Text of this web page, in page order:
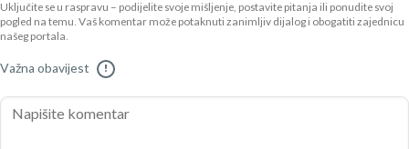
Uključite se u raspravu – podijelite svoje mišljenje, postavite pitanja ili ponudite svoj
pogled na temu. Vaš komentar može potaknuti zanimljiv dijalog i obogatiti zajednicu
našeg portala.
Važna obavijest !